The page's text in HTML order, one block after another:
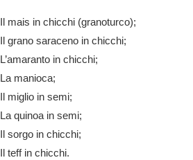
Il mais in chicchi (granoturco);
Il grano saraceno in chicchi;
L’amaranto in chicchi;
La manioca;
Il miglio in semi;
La quinoa in semi;
Il sorgo in chicchi;
Il teff in chicchi.